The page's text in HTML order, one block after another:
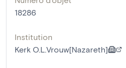
18286
Institution
Kerk O.L.Vrouw[Nazareth]